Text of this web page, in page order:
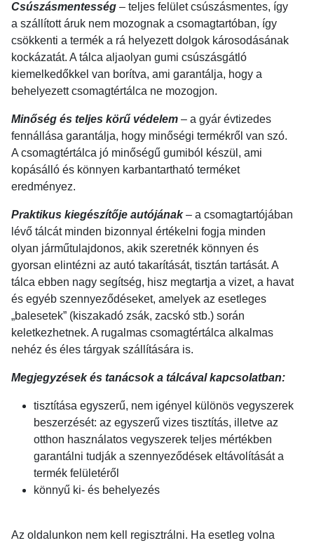
Csúszásmentesség – teljes felület csúszásmentes, így
a szállított áruk nem mozognak a csomagtartóban, így
csökkenti a termék a rá helyezett dolgok károsodásának
kockázatát. A tálca aljaolyan gumi csúszásgátló
kiemelkedőkkel van borítva, ami garantálja, hogy a
behelyezett csomagtértálca ne mozogjon.
Minőség és teljes körű védelem – a gyár évtizedes
fennállása garantálja, hogy minőségi termékről van szó.
A csomagtértálca jó minőségű gumiból készül, ami
kopásálló és könnyen karbantartható terméket
eredményez.
Praktikus kiegészítője autójának– a csomagtartójában
lévő tálcát minden bizonnyal értékelni fogja minden
olyan járműtulajdonos, akik szeretnék könnyen és
gyorsan elintézni az autó takarítását, tisztán tartását. A
tálca ebben nagy segítség, hisz megtartja a vizet, a havat
és egyéb szennyeződéseket, amelyek az esetleges
„balesetek” (kiszakadó zsák, zacskó stb.) során
keletkezhetnek. A rugalmas csomagtértálca alkalmas
nehéz és éles tárgyak szállítására is.
Megjegyzések és tanácsok a tálcával kapcsolatban:
tisztítása egyszerű, nem igényel különös vegyszerek
beszerzését: az egyszerű vizes tisztítás, illetve az
otthon használatos vegyszerek teljes mértékben
garantálni tudják a szennyeződések eltávolítását a
termék felületéről
könnyű ki- és behelyezés
Az oldalunkon nem kell regisztrálni. Ha esetleg volna